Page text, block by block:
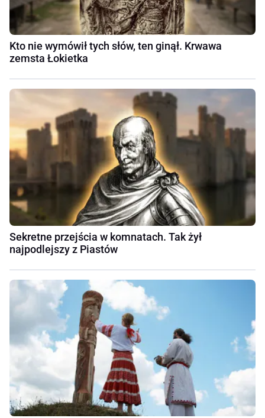
Kto nie wymówił tych słów, ten ginął. Krwawa
zemsta Łokietka
Sekretne przejścia w komnatach. Tak żył
najpodlejszy z Piastów